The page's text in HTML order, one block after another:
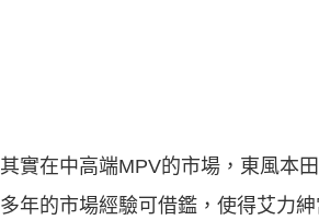
其實在中高端MPV的市場，東風本
多年的市場經驗可借鑑，使得艾力